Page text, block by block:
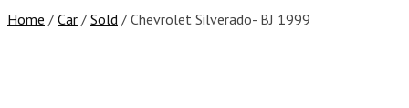
Home / Car / Sold / Chevrolet Silverado- BJ 1999